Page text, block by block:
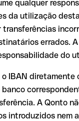
em novas
A existência de
Consorsbank ou
mais
cada IBAN antes
nosso IBAN Checker
diretamente com o
importante
relações comerciais.
qualquer
da utilização
errados.
do
IBAN diretamente
A Qonto
introduzidos nem